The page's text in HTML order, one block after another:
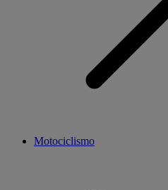
Motociclismo